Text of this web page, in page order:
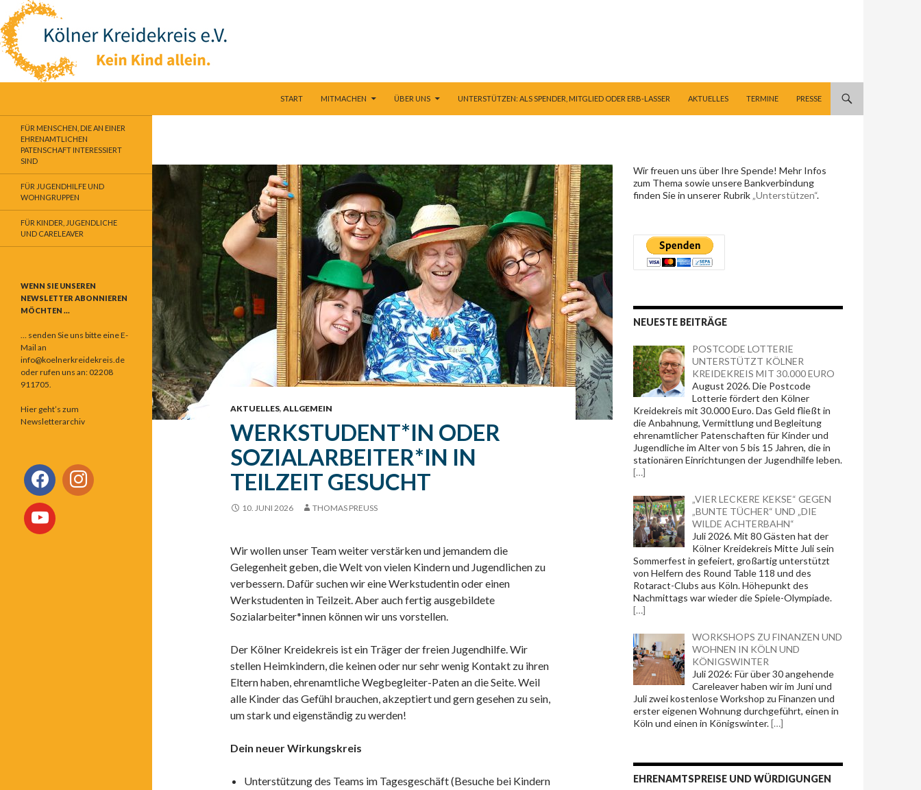
START
MITMACHEN ÜBER UNS UNTERSTÜTZEN: ALS SPENDER, MITGLIED ODER ERB-LASSER AKTUELLES TERMINE PRESSE
AKTUELLES, ALLGEMEIN
WERKSTUDENT*IN ODER
SOZIALARBEITER*IN IN
TEILZEIT GESUCHT
10. JUNI 2026 THOMAS PREUSS
Wir wollen unser Team weiter verstärken und jemandem die
Gelegenheit geben, die Welt von vielen Kindern und Jugendlichen zu
verbessern. Dafür suchen wir eine Werkstudentin oder einen
Werkstudenten in Teilzeit. Aber auch fertig ausgebildete
Sozialarbeiter*innen können wir uns vorstellen.
Der Kölner Kreidekreis ist ein Träger der freien Jugendhilfe. Wir
stellen Heimkindern, die keinen oder nur sehr wenig Kontakt zu ihren
Eltern haben, ehrenamtliche Wegbegleiter-Paten an die Seite. Weil
alle Kinder das Gefühl brauchen, akzeptiert und gern gesehen zu sein,
um stark und eigenständig zu werden!
Dein neuer Wirkungskreis
Unterstützung des Teams im Tagesgeschäft (Besuche bei Kindern
Wir freuen uns über Ihre Spende! Mehr Infos
zum Thema sowie unsere Bankverbindung
finden Sie in unserer Rubrik „Unterstützen“.
NEUESTE BEITRÄGE
POSTCODE LOTTERIE
UNTERSTÜTZT KÖLNER
KREIDEKREIS MIT 30.000 EURO
August 2026. Die Postcode
Lotterie fördert den Kölner
Kreidekreis mit 30.000 Euro. Das Geld fließt in
die Anbahnung, Vermittlung und Begleitung
ehrenamtlicher Patenschaften für Kinder und
Jugendliche im Alter von 5 bis 15 Jahren, die in
stationären Einrichtungen der Jugendhilfe leben.
[…]
„VIER LECKERE KEKSE“ GEGEN
„BUNTE TÜCHER“ UND „DIE
WILDE ACHTERBAHN“
Juli 2026. Mit 80 Gästen hat der
Kölner Kreidekreis Mitte Juli sein
Sommerfest in gefeiert, großartig unterstützt
von Helfern des Round Table 118 und des
Rotaract-Clubs aus Köln. Höhepunkt des
Nachmittags war wieder die Spiele-Olympiade.
[…]
WORKSHOPS ZU FINANZEN UND
WOHNEN IN KÖLN UND
KÖNIGSWINTER
Juli 2026: Für über 30 angehende
Careleaver haben wir im Juni und
Juli zwei kostenlose Workshop zu Finanzen und
erster eigenen Wohnung durchgeführt, einen in
Köln und einen in Königswinter.[…]
EHRENAMTSPREISE UND WÜRDIGUNGEN
FÜR MENSCHEN, DIE AN EINER
EHRENAMTLICHEN
PATENSCHAFT INTERESSIERT
SIND
FÜR JUGENDHILFE UND
WOHNGRUPPEN
FÜR KINDER, JUGENDLICHE
UND CARELEAVER
WENN SIE UNSEREN
NEWSLETTER ABONNIEREN
MÖCHTEN …
… senden Sie uns bitte eine E-
Mail an
info@koelnerkreidekreis.de
oder rufen uns an: 02208
911705.
Hier geht’s zum
Newsletterarchiv